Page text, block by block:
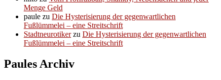
Menge Geld
paule zu Die Hysterisierung der gegenwartlichen
Fußlümmelei – eine Streitschrift
Stadtneurotikerzu Die Hysterisierung der gegenwartlichen
Fußlümmelei – eine Streitschrift
Paules Archiv